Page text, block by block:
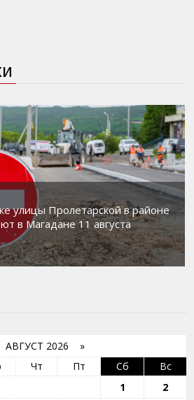
улицы Пролетарской в районе
в Магадане 11 августа
АВГУСТ 2026 »
Чт Пт Сб
Вс
1
2